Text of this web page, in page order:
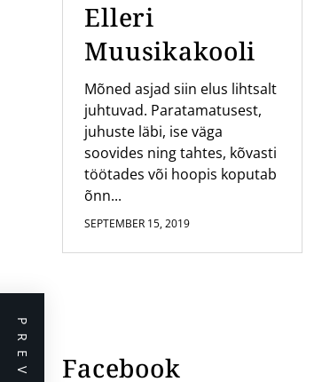
Elleri
Muusikakooli
Mõned asjad siin elus lihtsalt
juhtuvad. Paratamatusest,
juhuste läbi, ise väga
soovides ning tahtes, kõvasti
töötades või hoopis koputab
õnn...
SEPTEMBER 15, 2019
Facebook